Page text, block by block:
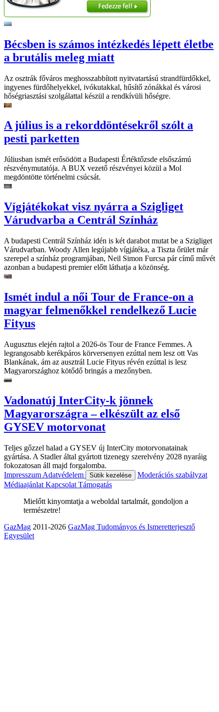
Bécsben is számos intézkedés lépett életbe
a brutális meleg miatt
Az osztrák főváros meghosszabbított nyitvatartású strandfürdőkkel,
ingyenes fürdőhelyekkel, ivókutakkal, hűsítő zónákkal és városi
hőségriasztási szolgálattal készül a rendkívüli hőségre.
A július is a rekorddöntésekről szólt a
pesti parketten
Júliusban ismét erősödött a Budapesti Értéktőzsde elsőszámú
részvénymutatója. A BUX vezető részvényei közül a Mol
megdöntötte történelmi csúcsát.
Vígjátékokat visz nyárra a Szigliget
Várudvarba a Centrál Színház
A budapesti Centrál Színház idén is két darabot mutat be a Szigliget
Várudvarban. Woody Allen legújabb vígjátéka, a Tiszta őrület már
szerepel a színház programjában, Neil Simon Furcsa pár című művét
azonban a budapesti premier előtt láthatja a közönség.
Ismét indul a női Tour de France-on a
magyar felmenőkkel rendelkező Lucie
Fityus
Augusztus elején rajtol a 2026-ös Tour de France Femmes. A
legrangosabb kerékpáros körversenyen ezúttal nem lesz ott Vas
Blankának, ám az ausztrál Lucie Fityus révén ezúttal is lesz
Magyarországhoz kötődő bringás a mezőnyben.
Vadonatúj InterCity-k jönnek
Magyarországra – elkészült az első
GYSEV motorvonat
Teljes gőzzel halad a GYSEV új InterCity motorvonatainak
gyártása. A Stadler által gyártott tizenegy szerelvény 2028 nyaráig
fokozatosan áll majd forgalomba.
Impresszum Adatvédelem Sütik kezelése
Moderációs szabályzat
Médiaajánlat Kapcsolat Támogatás
Mielőtt kinyomtatja a weboldal tartalmát, gondoljon a
természetre!
GazMag 2011-2026 GazMag Tudományos és Ismeretterjesztő
Egyesület